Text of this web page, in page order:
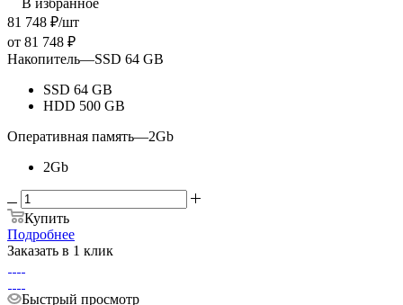
81 748 ₽/шт
от 81 748 ₽
Накопитель—SSD 64 GB
SSD 64 GB
HDD 500 GB
Оперативная память—2Gb
2Gb
Купить
Подробнее
Заказать в 1 клик
Быстрый просмотр